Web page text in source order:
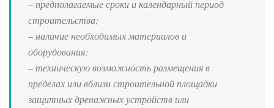
– предполагаемые сроки и календарный период
строительства;
– наличие необходимых материалов и
оборудования;
– техническую возможность размещения в
пределах или вблизи строительной площадки
защитных дренажных устройств или